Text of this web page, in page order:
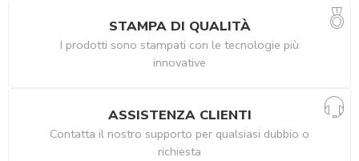
STAMPA DI QUALITÀ
I prodotti sono stampati con le tecnologie più
innovative
ASSISTENZA CLIENTI
Contatta il nostro supporto per qualsiasi dubbio o
richiesta